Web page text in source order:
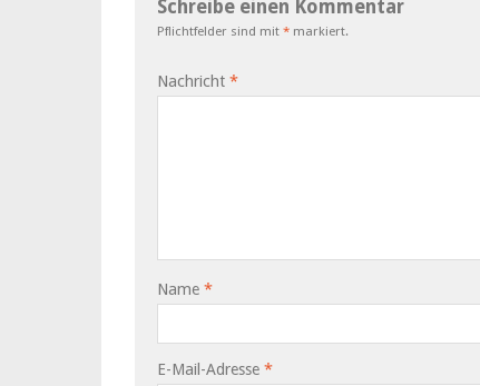
Schreibe einen Kommentar
Pflichtfelder sind mit * markiert.
Nachricht *
Name *
E-Mail-Adresse *